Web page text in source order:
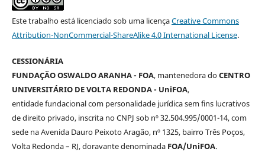
Este trabalho está licenciado sob uma licençaCreative Commons
Attribution-NonCommercial-ShareAlike 4.0 International License.
CESSIONÁRIA
FUNDAÇÃO OSWALDO ARANHA - FOA, mantenedora doCENTRO
UNIVERSITÁRIO DE VOLTA REDONDA - UniFOA,
entidade fundacional com personalidade jurídica sem fins lucrativos
de direito privado, inscrita no CNPJ sob nº 32.504.995/0001-14, com
sede na Avenida Dauro Peixoto Aragão, nº 1325, bairro Três Poços,
Volta Redonda – RJ, doravante denominada FOA/UniFOA.